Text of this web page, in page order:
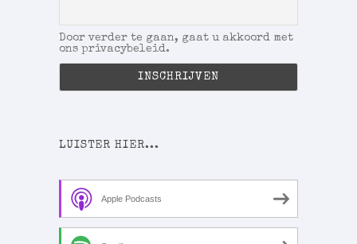
Door verder te gaan, gaat u akkoord met
ons privacybeleid.
LUISTER HIER...
Apple Podcasts